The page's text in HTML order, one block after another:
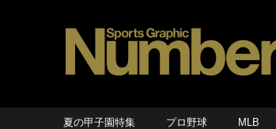
夏の甲子園特集 プロ野球 MLB